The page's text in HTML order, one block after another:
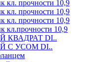
кл. прочности 10,9
кл. прочности 10,9
кл. прочности 10,9
кл.прочности 10,9
КВАДРАТ DI..
С УСОМ DI..